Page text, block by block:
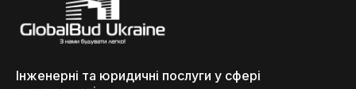
Інженерні та юридичні послуги у сфері